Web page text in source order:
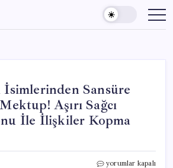
Sansüre
Aşırı Sağcı
İle İlişkiler Kopma
Ünlü
yorumlar kapalı